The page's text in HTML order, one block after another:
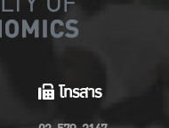
โทรสาร